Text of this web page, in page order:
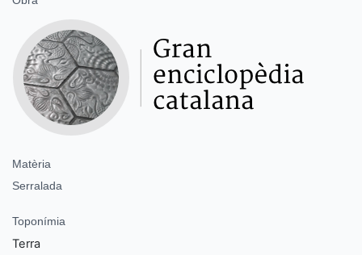
Matèria
Serralada
Toponímia
Terra